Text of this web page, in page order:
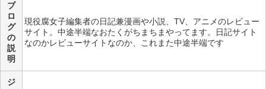
ブ
ロ
グ
の
説
明
現役腐女子編集者の日記兼漫画や小説、TV、アニメのレビュー
サイト。中途半端なおたくがちまちまやってます。日記サイト
なのかレビューサイトなのか、これまた中途半端です
ジ